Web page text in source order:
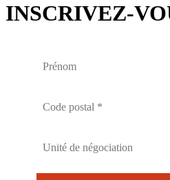
INSCRIVEZ-